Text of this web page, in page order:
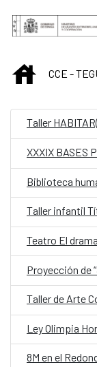
Saltar al
INICIO
CCE -
XXXIX BASES
Taller infantil
Teatro El
Taller de Arte
Ley Olimpia
8M en el